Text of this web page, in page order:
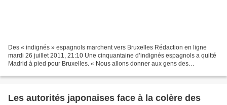
Des « indignés » espagnols marchent vers Bruxelles Rédaction en ligne
mardi 26 juillet 2011, 21:10 Une cinquantaine d’indignés espagnols a quitté
Madrid à pied pour Bruxelles. « Nous allons donner aux gens des
Les autorités japonaises face à la colère des